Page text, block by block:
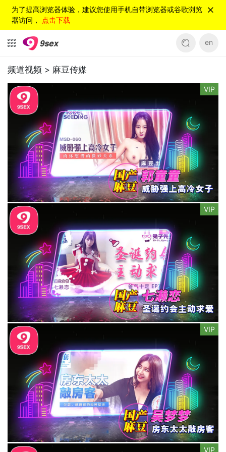
为了提高浏览器体验，建议您使用手机自带浏览器或谷歌浏览
器访问， 点击下载
en
频道视频 > 麻豆传媒
VIP
VIP
VIP
VIP